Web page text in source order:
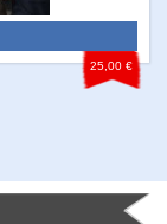
25,00 €